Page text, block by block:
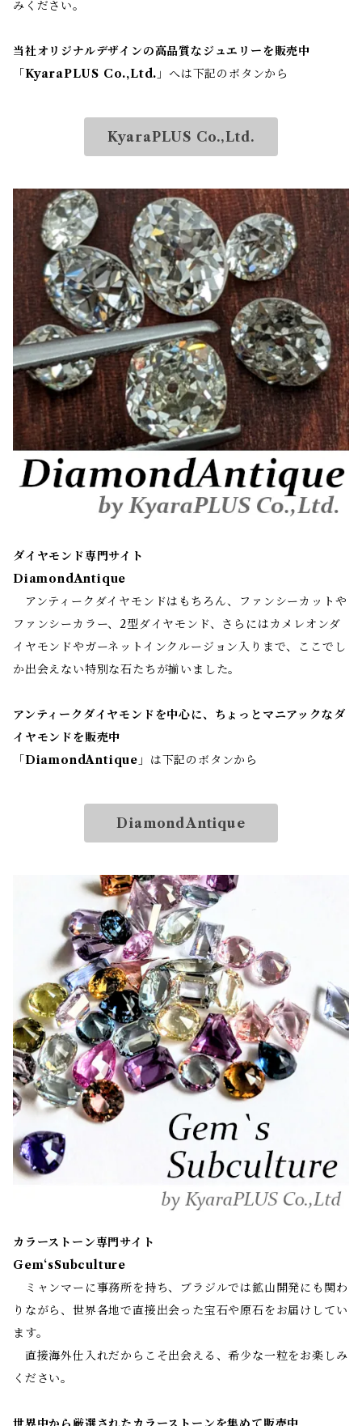
みください。
当社オリジナルデザインの高品質なジュエリーを販売中
「 KyaraPLUS Co.,Ltd. 」へは下記のボタンから
KyaraPLUS Co.,Ltd.
ダイヤモンド専門サイト
DiamondAntique
アンティークダイヤモンドはもちろん、ファンシーカットや
ファンシーカラー、2型ダイヤモンド、さらにはカメレオンダ
イヤモンドやガーネットインクルージョン入りまで、ここでし
か出会えない特別な石たちが揃いました。
アンティークダイヤモンドを中心に、ちょっとマニアックなダ
イヤモンドを販売中
「 DiamondAntique 」は下記のボタンから
DiamondAntique
カラーストーン専門サイト
Gem‘sSubculture
ミャンマーに事務所を持ち、ブラジルでは鉱山開発にも関わ
りながら、世界各地で直接出会った宝石や原石をお届けしてい
ます。
直接海外仕入れだからこそ出会える、希少な一粒をお楽しみ
ください。